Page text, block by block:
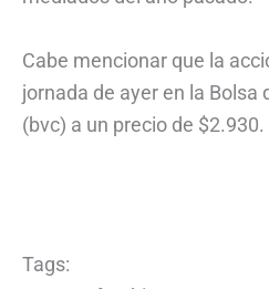
Cabe mencionar que la
jornada de ayer en la Bolsa
(bvc) a un precio de $2.930.
Tags: